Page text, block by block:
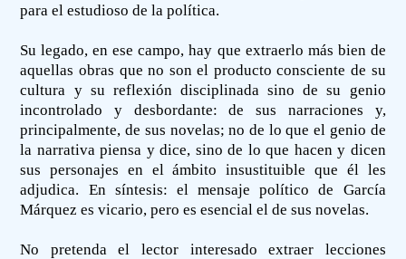
para el estudioso de la política.
Su legado, en ese campo, hay que extraerlo más bien de
aquellas obras que no son el producto consciente de su
cultura y su reflexión disciplinada sino de su genio
incontrolado y desbordante: de sus narraciones y,
principalmente, de sus novelas; no de lo que el genio de
la narrativa piensa y dice, sino de lo que hacen y dicen
sus personajes en el ámbito insustituible que él les
adjudica. En síntesis: el mensaje político de García
Márquez es vicario, pero es esencial el de sus novelas.
No pretenda el lector interesado extraer lecciones